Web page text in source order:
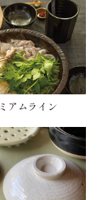
アムライン